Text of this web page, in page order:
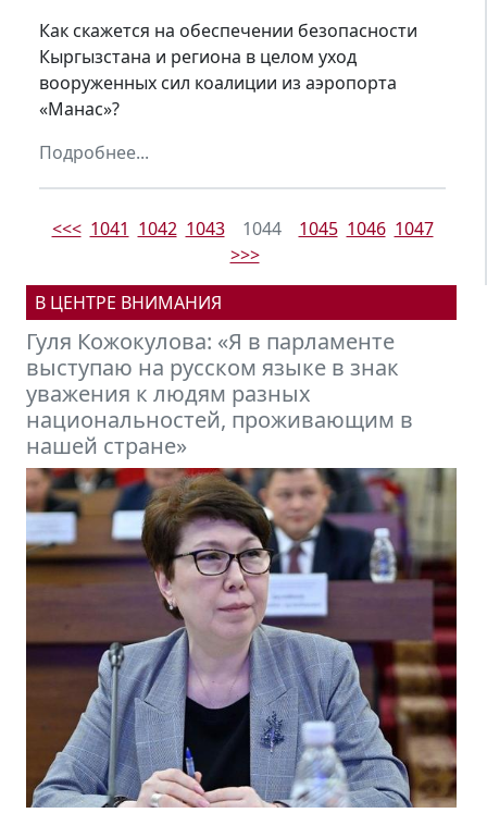
Как скажется на обеспечении безопасности
Кыргызстана и региона в целом уход
вооруженных сил коалиции из аэропорта
«Манас»?
Подробнее...
<<< 1041 1042 1043 1044 1045 1046 1047
>>>
В ЦЕНТРЕ ВНИМАНИЯ
Михаил Петров: Кыргызстану нужно
встраиваться в новую финансовую
модель мира, формирующуюся под
эгидой БРИКС